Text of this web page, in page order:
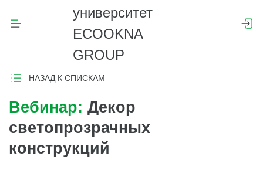
НАЗАД К СПИСКАМ
Вебинар: Декор
светопрозрачных
конструкций